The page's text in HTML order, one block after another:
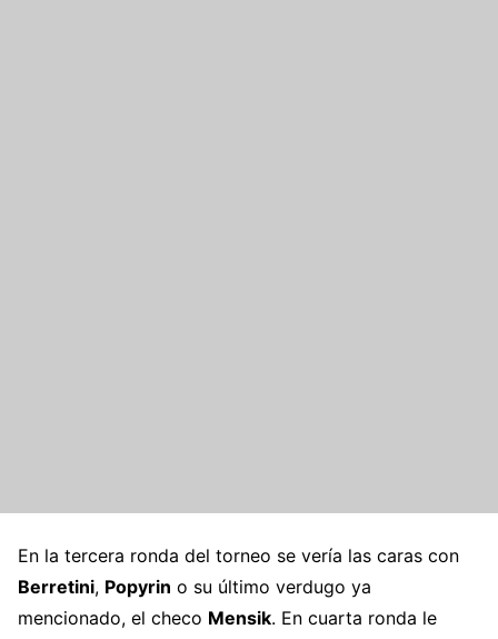
En la tercera ronda del torneo se vería las caras con
Berretini, Popyrin o su último verdugo ya
mencionado, el checo Mensik. En cuarta ronda le